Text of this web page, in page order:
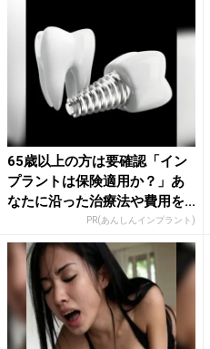
65歳以上の方は要確認「イン
プラントは保険適用か？」あ
なたに沿った治療法や費用を...
PR(あんしんインプラント)